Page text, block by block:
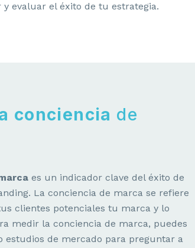
evaluar el éxito de tu estrategia.
conciencia de
es un indicador clave del éxito de
La conciencia de marca se refiere
clientes potenciales tu marca y lo
medir la conciencia de marca, puedes
estudios de mercado para preguntar a